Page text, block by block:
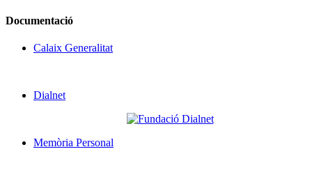
Documentació
Calaix Generalitat
Dialnet
Memòria Personal